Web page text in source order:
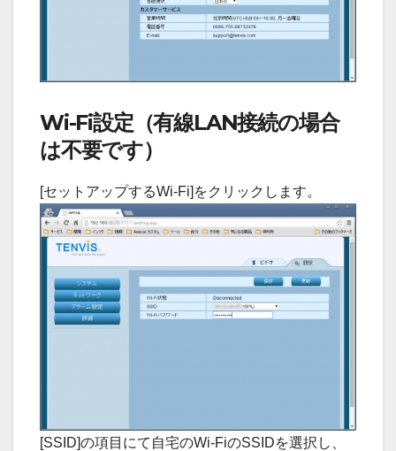
Wi-Fi設定（有線LAN接続の場合
は不要です）
[セットアップするWi-Fi]をクリックします。
[SSID]の項目にて自宅のWi-FiのSSIDを選択し、